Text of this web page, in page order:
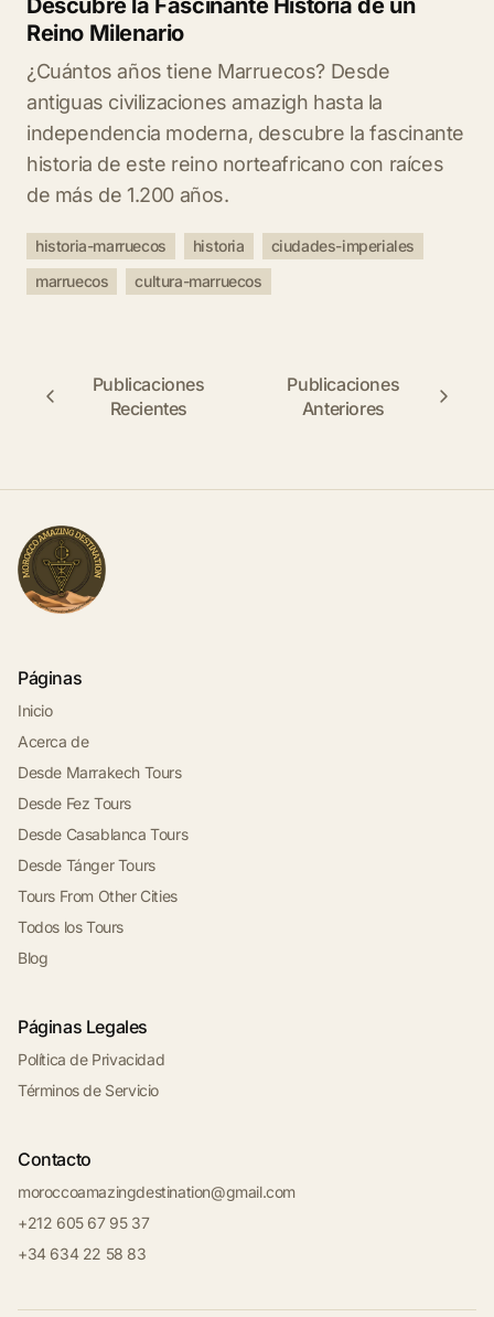
Descubre la Fascinante Historia de un
Reino Milenario
¿Cuántos años tiene Marruecos? Desde
antiguas civilizaciones amazigh hasta la
independencia moderna, descubre la fascinante
historia de este reino norteafricano con raíces
de más de 1.200 años.
historia-marruecos historia
ciudades-imperiales
marruecos
cultura-marruecos
Publicaciones
Recientes
Publicaciones
Anteriores
Páginas
Inicio
Acerca de
Desde Marrakech Tours
Desde Fez Tours
Desde Casablanca Tours
Desde Tánger Tours
Tours From Other Cities
Todos los Tours
Blog
Páginas Legales
Política de Privacidad
Términos de Servicio
Contacto
moroccoamazingdestination@gmail.com
+212 605 67 95 37
+34 634 22 58 83